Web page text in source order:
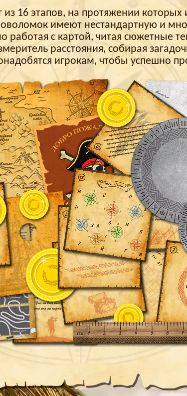
из 16 этапов, на протяжении
имеют нестандартную и
работая с картой, читая сюжетные
расстояния, собирая
игрокам, чтобы успешно